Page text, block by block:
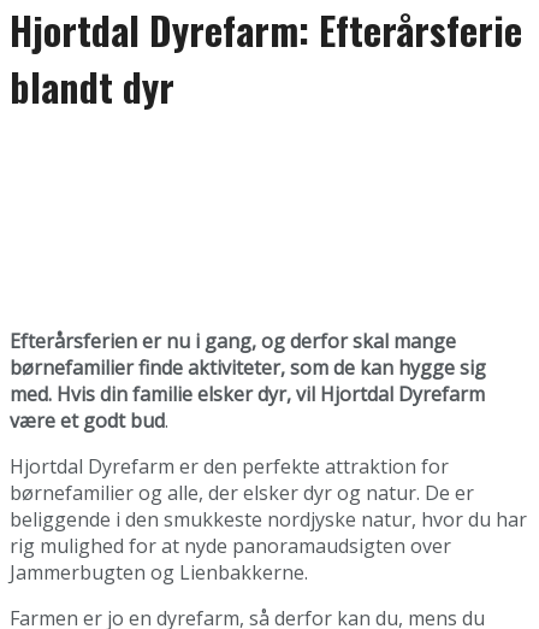
Hjortdal Dyrefarm: Efterårsferie
blandt dyr
Efterårsferien er nu i gang, og derfor skal mange
børnefamilier finde aktiviteter, som de kan hygge sig
med. Hvis din familie elsker dyr, vil Hjortdal Dyrefarm
være et godt bud.
Hjortdal Dyrefarm er den perfekte attraktion for
børnefamilier og alle, der elsker dyr og natur. De er
beliggende i den smukkeste nordjyske natur, hvor du har
rig mulighed for at nyde panoramaudsigten over
Jammerbugten og Lienbakkerne.
Farmen er jo en dyrefarm, så derfor kan du, mens du